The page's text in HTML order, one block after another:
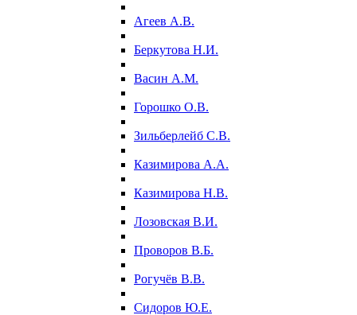
Агеев А.В.
Беркутова Н.И.
Васин А.М.
Горошко О.В.
Зильберлейб С.В.
Казимирова А.А.
Казимирова Н.В.
Лозовская В.И.
Проворов В.Б.
Рогучёв В.В.
Сидоров Ю.Е.